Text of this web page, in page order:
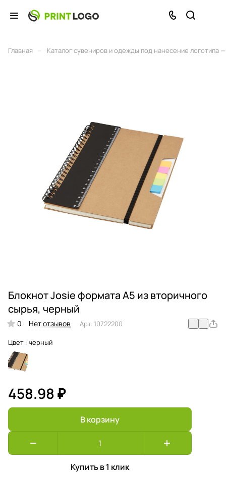
Главная Каталог сувениров и одежды под нанесение логотипа
Блокнот Josie формата A5 из вторичного
сырья, черный
0 Нет отзывов Арт. 10722200
Цвет : черный
458.98 ₽
В корзину
Купить в 1 клик